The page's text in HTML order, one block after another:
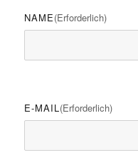
NAME(erforderlich)
E-MAIL(erforderlich)